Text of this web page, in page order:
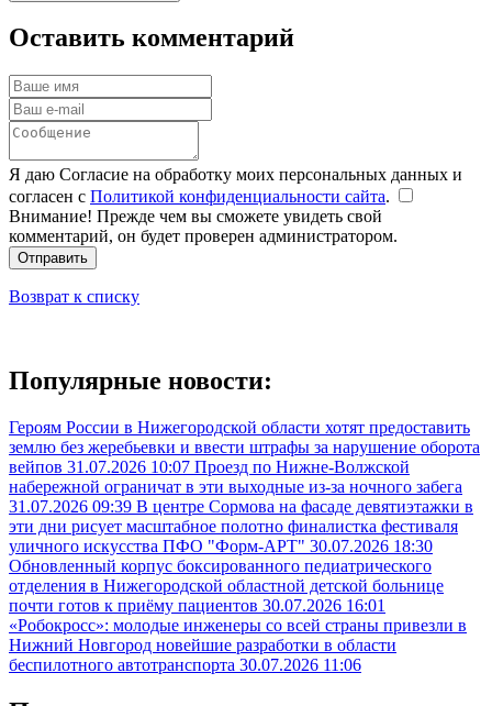
Оставить комментарий
Я даю Согласие на обработку моих персональных данных и
согласен с Политикой конфиденциальности сайта.
Внимание! Прежде чем вы сможете увидеть свой
комментарий, он будет проверен администратором.
Отправить
Возврат к списку
Популярные новости:
Героям России в Нижегородской области хотят предоставить
землю без жеребьевки и ввести штрафы за нарушение оборота
вейпов 31.07.2026 10:07 Проезд по Нижне-Волжской
набережной ограничат в эти выходные из-за ночного забега
31.07.2026 09:39 В центре Сормова на фасаде девятиэтажки в
эти дни рисует масштабное полотно финалистка фестиваля
уличного искусства ПФО "Форм-АРТ" 30.07.2026 18:30
Обновленный корпус боксированного педиатрического
отделения в Нижегородской областной детской больнице
почти готов к приёму пациентов 30.07.2026 16:01
«Робокросс»: молодые инженеры со всей страны привезли в
Нижний Новгород новейшие разработки в области
беспилотного автотранспорта 30.07.2026 11:06